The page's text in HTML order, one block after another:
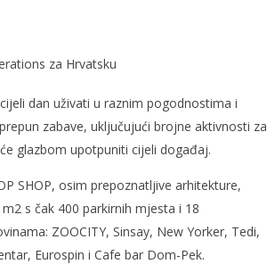
za Hrvatsku
dan uživati u raznim pogodnostima i
zabave, uključujući brojne aktivnosti za
glazbom upotpuniti cijeli događaj.
SHOP, osim prepoznatljive arhitekture,
s čak 400 parkirnih mjesta i 18
ZOOCITY, Sinsay, New Yorker, Tedi,
Eurospin i Cafe bar Dom-Pek.